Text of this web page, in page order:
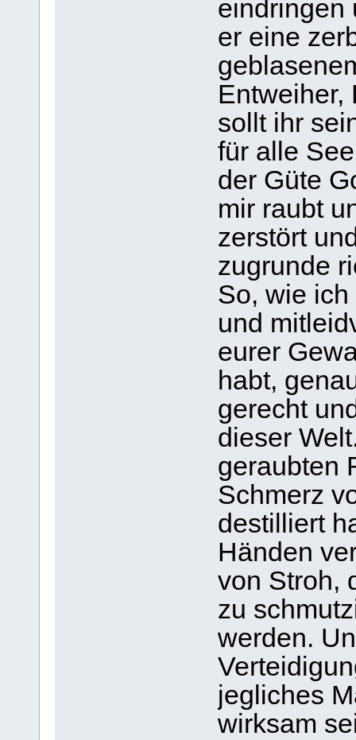
eindringen
er eine
Entweiher,
sollt ihr
für alle
der Güte
mir raubt
zerstört
zugrunde
So, wie
und
eurer
habt,
gerecht
dieser
geraubten
Schmerz
destilliert
Händen
von Stroh,
zu
werden.
jegliches
wirksam